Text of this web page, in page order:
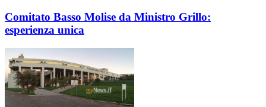
Comitato Basso Molise da Ministro Grillo:
esperienza unica